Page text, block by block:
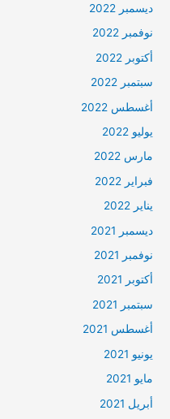
ديسمبر 2022
نوفمبر 2022
أكتوبر 2022
سبتمبر 2022
أغسطس 2022
يوليو 2022
مارس 2022
فبراير 2022
يناير 2022
ديسمبر 2021
نوفمبر 2021
أكتوبر 2021
سبتمبر 2021
أغسطس 2021
يونيو 2021
مايو 2021
أبريل 2021